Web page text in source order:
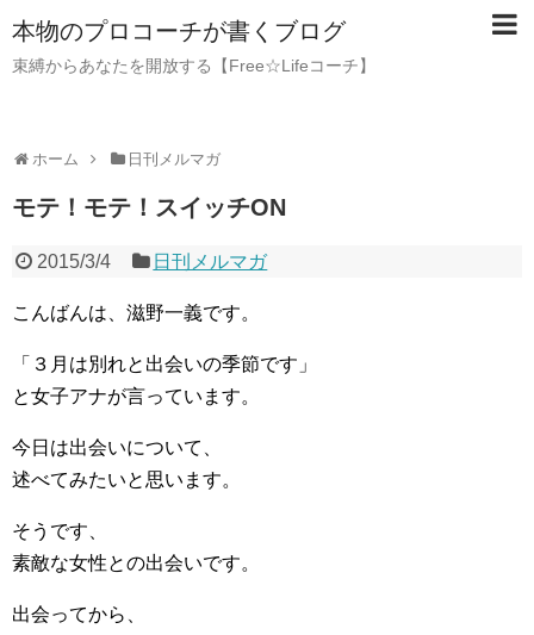
本物のプロコーチが書くブログ
束縛からあなたを開放する【Free☆Lifeコーチ】
ホーム 日刊メルマガ
モテ！モテ！スイッチON
2015/3/4 日刊メルマガ
こんばんは、滋野一義です。
「３月は別れと出会いの季節です」
と女子アナが言っています。
今日は出会いについて、
述べてみたいと思います。
そうです、
素敵な女性との出会いです。
出会ってから、